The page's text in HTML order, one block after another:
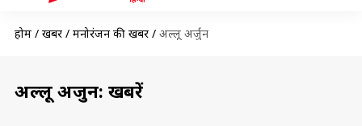
होम / खबरें / मनोरंजन की खबरें / अल्लू अर्जुन
अल्लू अर्जुन: खबरें